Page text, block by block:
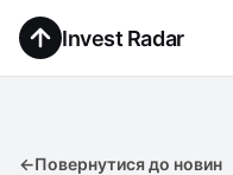
Invest Radar
←Повернутися до новин